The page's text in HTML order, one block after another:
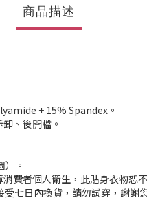
商品描述
+ 15% Spandex。
、後開檔。
。
費者個人衛生，此貼身衣物恕
受七日內換貨，請勿試穿，謝謝